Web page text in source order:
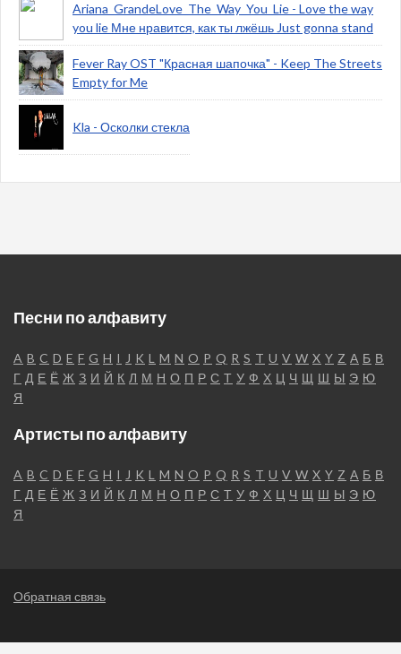
Ariana_GrandeLove_The_Way_You_Lie - Love the way
you lie Мне нравится, как ты лжёшь Just gonna stand
Fever Ray OST "Красная шапочка" - Keep The Streets
Empty for Me
Kla - Осколки стекла
Песни по алфавиту
A B C D E F G H I J K L M N O P Q R S T U V W X Y Z А Б В
Г Д Е Ё Ж З И Й К Л М Н О П Р С Т У Ф Х Ц Ч Щ Ш Ы Э Ю
Я
Артисты по алфавиту
A B C D E F G H I J K L M N O P Q R S T U V W X Y Z А Б В
Г Д Е Ё Ж З И Й К Л М Н О П Р С Т У Ф Х Ц Ч Щ Ш Ы Э Ю
Я
Обратная связь